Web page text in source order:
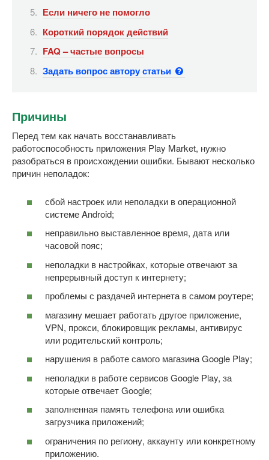
Если ничего не помогло
Короткий порядок действий
FAQ – частые вопросы
Задать вопрос автору статьи
Причины
Перед тем как начать восстанавливать
работоспособность приложения Play Market, нужно
разобраться в происхождении ошибки. Бывают несколько
причин неполадок:
сбой настроек или неполадки в операционной
системе Android;
неправильно выставленное время, дата или
часовой пояс;
неполадки в настройках, которые отвечают за
непрерывный доступ к интернету;
проблемы с раздачей интернета в самом роутере;
магазину мешает работать другое приложение,
VPN, прокси, блокировщик рекламы, антивирус
или родительский контроль;
нарушения в работе самого магазина Google Play;
неполадки в работе сервисов Google Play, за
которые отвечает Google;
заполненная память телефона или ошибка
загрузчика приложений;
ограничения по региону, аккаунту или конкретному
приложению.